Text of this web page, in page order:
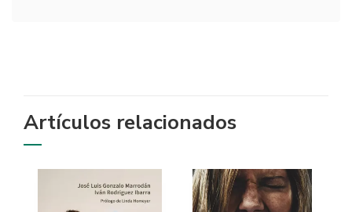
Artículos relacionados